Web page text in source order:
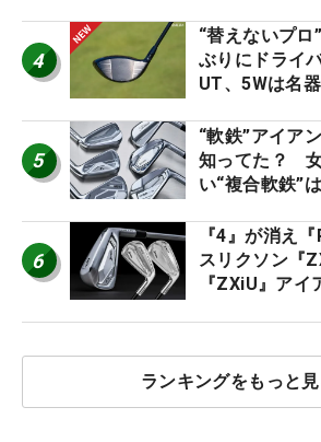
ー』 #女子プ
4
“替えないプロ
ぶりにドライ
UT、5Wは名
5
“軟鉄”アイア
知ってた？
い“複合軟鉄”
6
『4』が消え
スリクソン『
『ZXiU』ア
ランキングをもっと